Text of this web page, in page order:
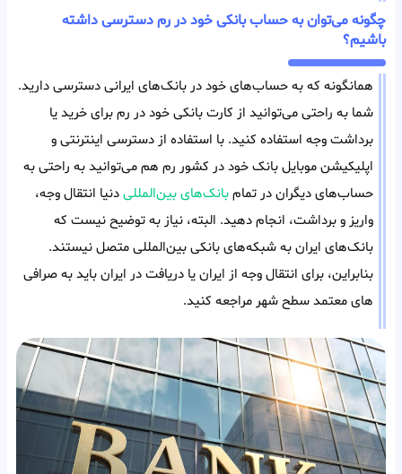
چگونه می‌توان به حساب بانکی خود در رم دسترسی داشته
باشیم؟
همانگونه که به حساب‌های خود در بانک‌های ایرانی دسترسی دارید.
شما به راحتی می‌توانید از کارت بانکی خود در رم برای خرید یا
برداشت وجه استفاده کنید. با استفاده از دسترسی اینترنتی و
اپلیکیشن موبایل بانک خود در کشور رم هم می‌توانید به راحتی به
حساب‌های دیگران در تمامبانک‌های بین‌المللیدنیا انتقال وجه،
واریز و برداشت، انجام دهید. البته، نیاز به توضیح نیست که
بانک‌های ایران به شبکه‌های بانکی بین‌المللی متصل نیستند.
بنابراین، برای انتقال وجه از ایران یا دریافت در ایران باید به صرافی
های معتمد سطح شهر مراجعه کنید.